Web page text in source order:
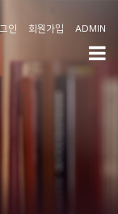
인 회원가입 ADMIN